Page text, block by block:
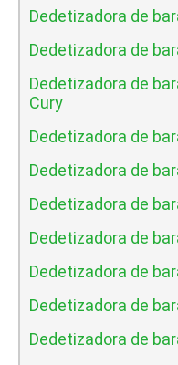
Dedetizadora de
Dedetizadora de
Dedetizadora de
Cury
Dedetizadora de
Dedetizadora de
Dedetizadora de
Dedetizadora de
Dedetizadora de
Dedetizadora de
Dedetizadora de